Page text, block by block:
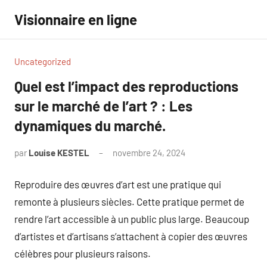
contenu
Visionnaire en ligne
Uncategorized
Quel est l’impact des reproductions
sur le marché de l’art ? : Les
dynamiques du marché.
par Louise KESTEL novembre 24, 2024
Reproduire des œuvres d’art est une pratique qui
remonte à plusieurs siècles. Cette pratique permet de
rendre l’art accessible à un public plus large. Beaucoup
d’artistes et d’artisans s’attachent à copier des œuvres
célèbres pour plusieurs raisons.